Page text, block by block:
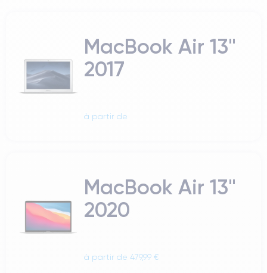
MacBook Air 13"
2017
à partir de
MacBook Air 13"
2020
à partir de 479,99 €